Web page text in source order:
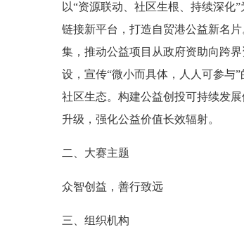
以“资源联动、社区生根、持续深化
链接新平台，打造自贸港公益新名
集，推动公益项目从政府资助向跨
设，宣传“微小而具体，人人可参与
社区生态。构建公益创投可持续发
升级，强化公益价值长效辐射。
二、大赛主题
众智创益，善行致远
三、组织机构